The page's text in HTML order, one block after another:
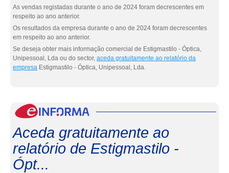
As vendas registadas durante o ano de 2024 foram decrescentes em
respeito ao ano anterior.
Os resultados da empresa durante o ano de 2024 foram decrescentes
em respeito ao ano anterior.
Se deseja obter mais informação comercial de Estigmastilo - Óptica,
Unipessoal, Lda ou do sector, aceda gratuitamente ao relatório da
empresa Estigmastilo - Óptica, Unipessoal, Lda.
Aceda gratuitamente ao
relatório de Estigmastilo -
Ópt...